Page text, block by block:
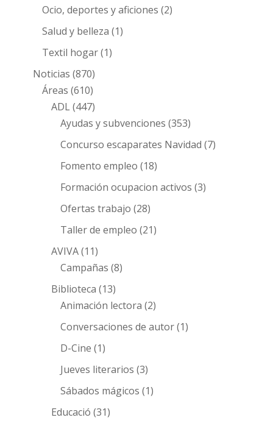
Ocio, deportes y aficiones (2)
Salud y belleza (1)
Textil hogar(1)
Noticias (870)
Áreas (610)
ADL(447)
Ayudas y subvenciones (353)
Concurso escaparates Navidad (7)
Fomento empleo (18)
Formación ocupacion activos (3)
Ofertas trabajo (28)
Taller de empleo (21)
AVIVA(11)
Campañas (8)
Biblioteca (13)
Animación lectora (2)
Conversaciones de autor(1)
D-Cine (1)
Jueves literarios (3)
Sábados mágicos (1)
Educació (31)